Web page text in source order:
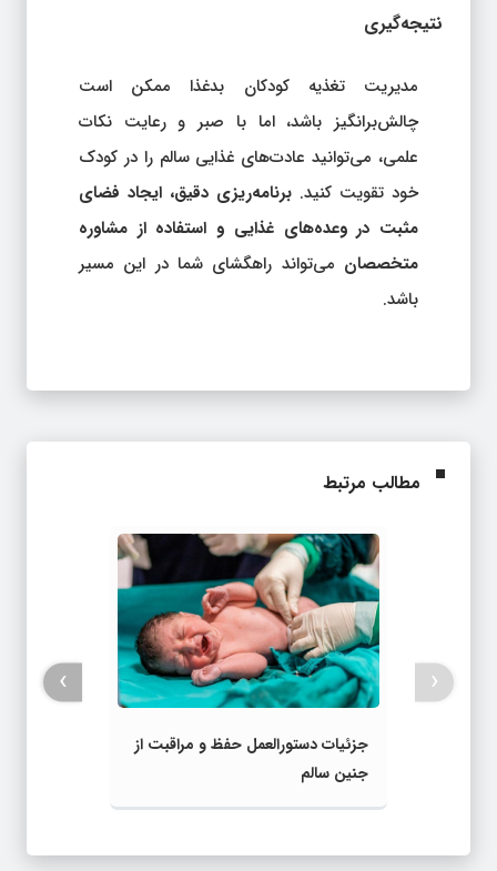
نتیجه‌گیری
مدیریت تغذیه کودکان بدغذا ممکن است
چالش‌برانگیز باشد، اما با صبر و رعایت نکات
علمی، می‌توانید عادت‌های غذایی سالم را در کودک
خود تقویت کنید. برنامه‌ریزی دقیق، ایجاد فضای
مثبت در وعده‌های غذایی و استفاده از مشاوره
متخصصان می‌تواند راهگشای شما در این مسیر
باشد.
مطالب مرتبط
جزئیات دستورالعمل‌ حفظ و مراقبت از
جنین سالم
‹
›